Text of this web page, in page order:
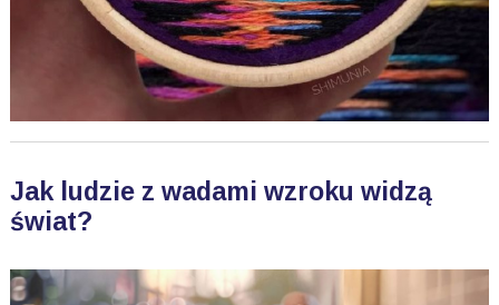
Jak ludzie z wadami wzroku widzą
świat?